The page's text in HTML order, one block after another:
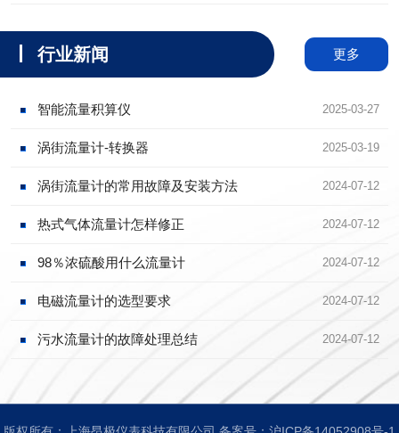
行业新闻 更多
智能流量积算仪 2025-03-27
涡街流量计-转换器 2025-03-19
涡街流量计的常用故障及安装方法 2024-07-12
热式气体流量计怎样修正 2024-07-12
98％浓硫酸用什么流量计 2024-07-12
电磁流量计的选型要求 2024-07-12
污水流量计的故障处理总结 2024-07-12